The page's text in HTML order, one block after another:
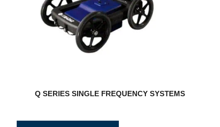
Q SERIES SINGLE FREQUENCY SYSTEMS